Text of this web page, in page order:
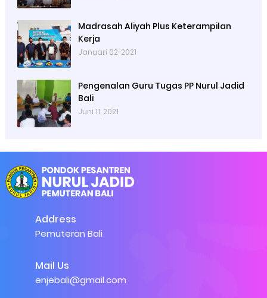
Madrasah Aliyah Plus Keterampilan
Kerja
Januari 02, 2021
Pengenalan Guru Tugas PP Nurul Jadid
Bali
Juni 11, 2021
Address
Pemuteran Bali
Mail Us
enjebali@gmail.com